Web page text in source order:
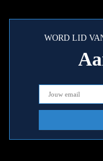
WORD LID